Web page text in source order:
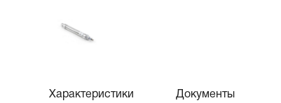
Характеристики Документы